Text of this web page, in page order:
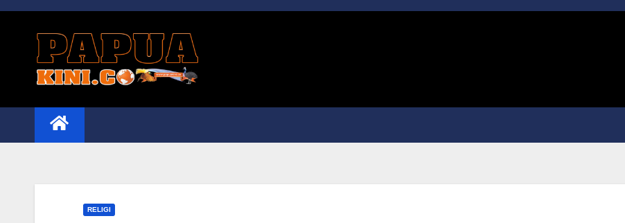
Skip
RELIGI